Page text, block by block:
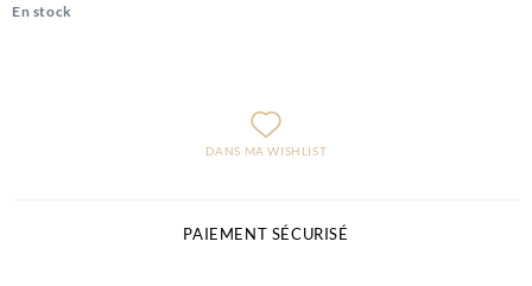
En stock
DANS MA WISHLIST
PAIEMENT SÉCURISÉ